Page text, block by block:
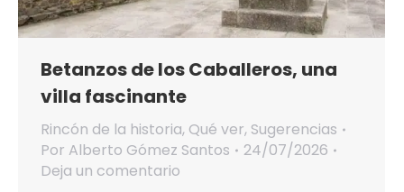
Betanzos de los Caballeros, una
villa fascinante
Rincón de la historia, Qué ver, Sugerencias
Por Alberto Gómez Santos
24/07/2026
Deja un comentario